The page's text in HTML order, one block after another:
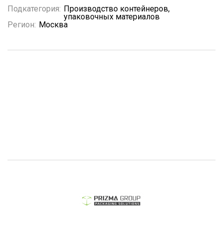
Подкатегория: Производство контейнеров,
упаковочных материалов
Регион: Москва